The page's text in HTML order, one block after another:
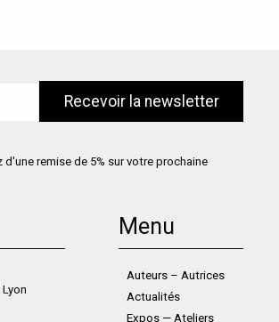
remise de 5% sur votre prochaine
Menu
Auteurs – Autrices
Actualités
Expos — Ateliers